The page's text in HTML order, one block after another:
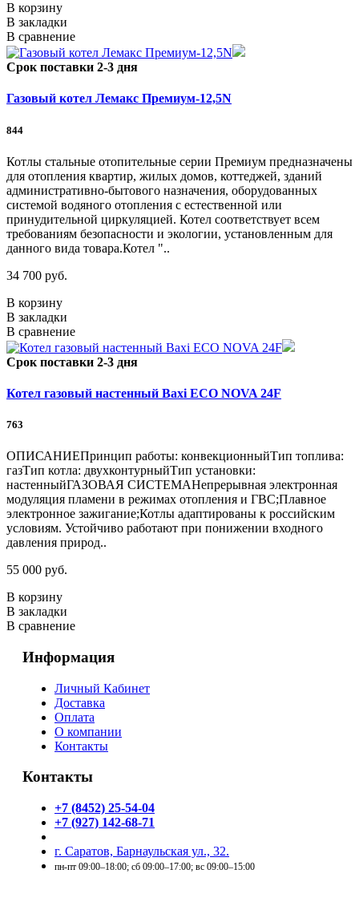
В корзину
В закладки
В сравнение
Срок поставки 2-3 дня
Газовый котел Лемакс Премиум-12,5N
844
Котлы стальные отопительные серии Премиум предназначены
для отопления квартир, жилых домов, коттеджей, зданий
административно-бытового назначения, оборудованных
системой водяного отопления с естественной или
принудительной циркуляцией. Котел соответствует всем
требованиям безопасности и экологии, установленным для
данного вида товара.Котел "..
34 700 руб.
В корзину
В закладки
В сравнение
Срок поставки 2-3 дня
Котел газовый настенный Baxi ECO NOVA 24F
763
ОПИСАНИЕПринцип работы: конвекционныйТип топлива:
газТип котла: двухконтурныйТип установки:
настенныйГАЗОВАЯ СИСТЕМАНепрерывная электронная
модуляция пламени в режимах отопления и ГВС;Плавное
электронное зажигание;Котлы адаптированы к российским
условиям. Устойчиво работают при понижении входного
давления природ..
55 000 руб.
В корзину
В закладки
В сравнение
Информация
Личный Кабинет
Доставка
Оплата
О компании
Контакты
Контакты
+7 (8452) 25-54-04
+7 (927) 142-68-71
г. Саратов, Барнаульская ул., 32.
пн-пт 09:00–18:00; сб 09:00–17:00; вс 09:00–15:00